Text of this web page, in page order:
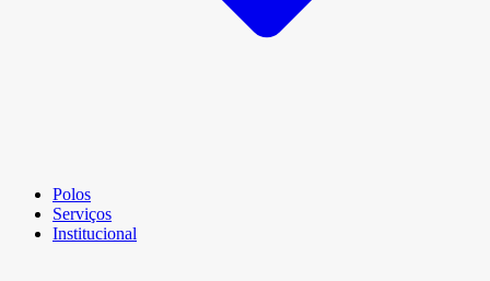
Polos
Serviços
Institucional